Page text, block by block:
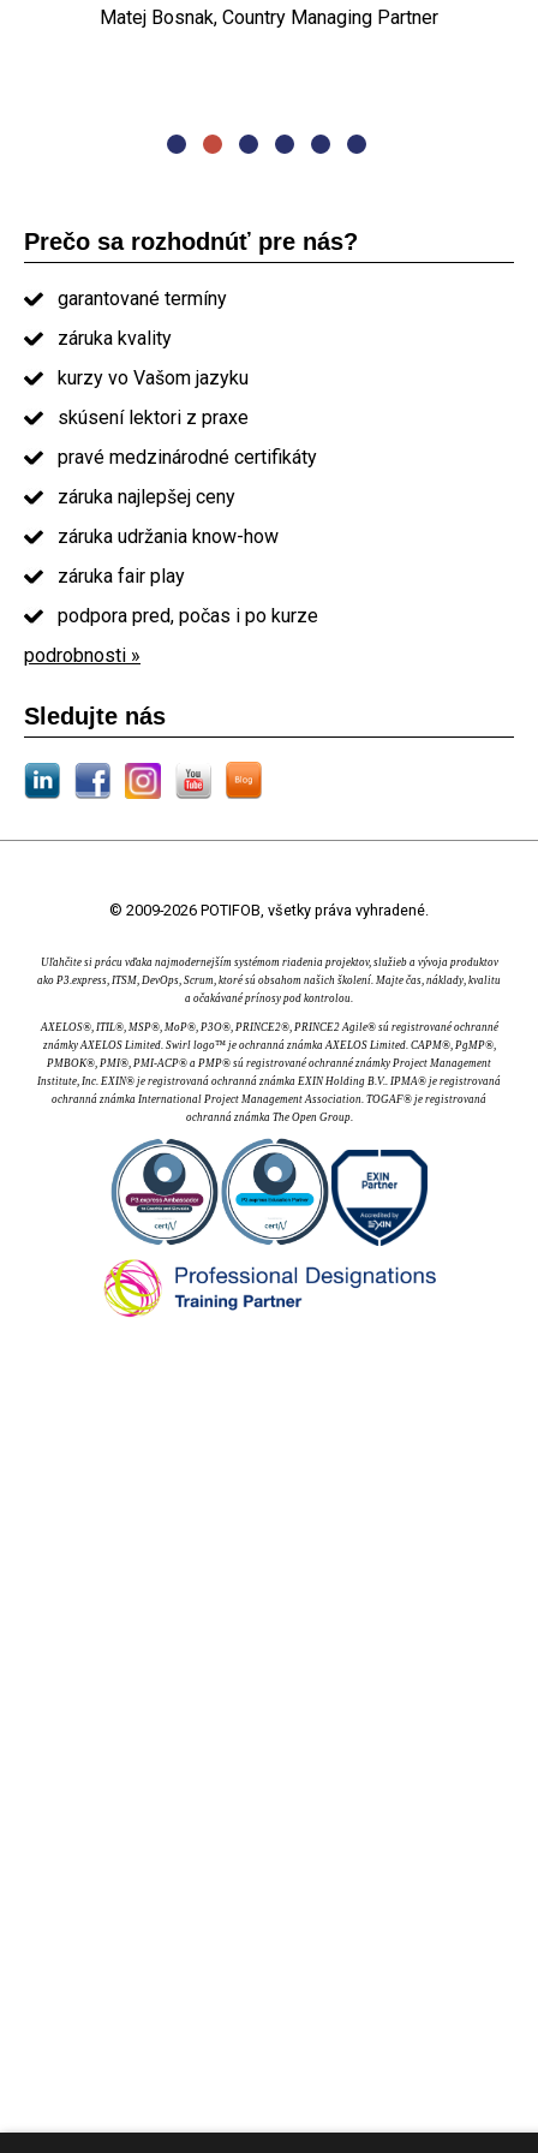
„Najviac sa mi páčila organizácia kurzu. Naozaj dobré
Matej Bosnak, Country Managing Partner
Oľga Pašmíková, project manager
Prečo sa rozhodnúť pre nás?
garantované termíny
záruka kvality
kurzy vo Vašom jazyku
skúsení lektori z praxe
pravé medzinárodné certifikáty
záruka najlepšej ceny
záruka udržania know-how
záruka fair play
podpora pred, počas i po kurze
podrobnosti »
Sledujte nás
© 2009-2026 POTIFOB, všetky práva vyhradené.
Uľahčite si prácu vďaka najmodernejším systémom riadenia projektov, služieb a vývoja produktov
ako P3.express, ITSM, DevOps, Scrum, ktoré sú obsahom našich školení. Majte čas, náklady, kvalitu
a očakávané prínosy pod kontrolou.
AXELOS®, ITIL®, MSP®, MoP®, P3O®, PRINCE2®, PRINCE2 Agile® sú registrované ochranné
známky AXELOS Limited. Swirl logo™ je ochranná známka AXELOS Limited. CAPM®, PgMP®,
PMBOK®, PMI®, PMI-ACP® a PMP® sú registrované ochranné známky Project Management
Institute, Inc. EXIN® je registrovaná ochranná známka EXIN Holding B.V.. IPMA® je registrovaná
ochranná známka International Project Management Association. TOGAF® je registrovaná
ochranná známka The Open Group.